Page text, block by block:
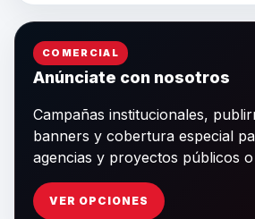
COMERCIAL
Anúnciate con nosotros
Campañas institucionales,
banners y cobertura especial
agencias y proyectos públicos
VER OPCIONES